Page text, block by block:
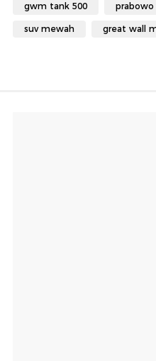
gwm tank 500
suv mewah great wall